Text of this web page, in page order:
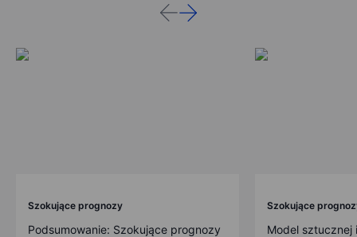
Szokujące prognozy
Podsumowanie: Szokujące prognozy
Szokujące
Model sztucznej